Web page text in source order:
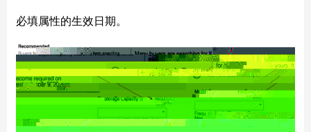
必填属性的生效日期。